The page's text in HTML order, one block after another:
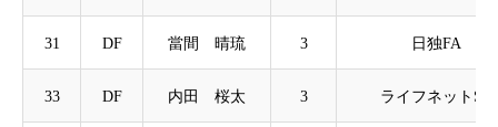
31 DF 當間 晴琉 3 日独FA
33 DF 内田 桜太 3 ライフネットSC